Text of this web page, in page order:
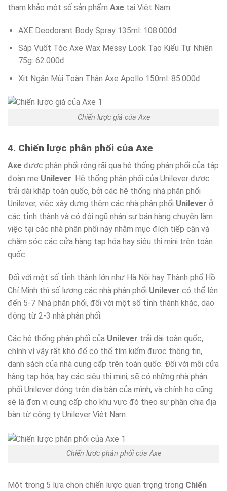
tham khảo một số sản phẩm Axe tại Việt Nam:
AXE Deodorant Body Spray 135ml: 108.000đ
Sáp Vuốt Tóc Axe Wax Messy Look Tạo Kiểu Tự Nhiên
75g: 62.000đ
Xịt Ngăn Mùi Toàn Thân Axe Apollo 150ml: 85.000đ
Chiến lược giá của Axe
4. Chiến lược phân phối của Axe
Axe được phân phối rộng rãi qua hệ thống phân phối của tập
đoàn mẹ Unilever. Hệ thống phân phối của Unilever được
trải dài khắp toàn quốc, bởi các hệ thống nhà phân phối
Unilever, việc xây dựng thêm các nhà phân phối Unilever ở
các tỉnh thành và có đội ngũ nhân sự bán hàng chuyên làm
việc tại các nhà phân phối này nhằm mục đích tiếp cận và
chăm sóc các cửa hàng tạp hóa hay siêu thị mini trên toàn
quốc.
Đối với một số tỉnh thành lớn như Hà Nội hay Thành phố Hồ
Chí Minh thì số lượng các nhà phân phối Unilever có thể lên
đến 5-7 Nhà phân phối, đối với một số tỉnh thành khác, dao
động từ 2-3 nhà phân phối.
Các hệ thống phân phối của Unilever trải dài toàn quốc,
chính vì vậy rất khó để có thể tìm kiếm được thông tin,
danh sách của nhà cung cấp trên toàn quốc. Đối với mỗi cửa
hàng tạp hóa, hay các siêu thị mini, sẽ có những nhà phân
phối Unilever đóng trên địa bàn của mình, và chính họ cũng
sẽ là đơn vị cung cấp cho khu vực đó theo sự phân chia địa
bàn từ công ty Unilever Việt Nam.
Chiến lược phân phối của Axe
Một trong 5 lựa chọn chiến lược quan trọng trong Chiến